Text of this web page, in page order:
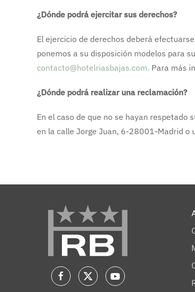
¿Dónde podrá ejercitar sus derechos?
El ejercicio de derechos deberá
ponemos a su disposición modelos para
contacto@hotelriasbajas.com. Para más
¿Dónde podrá realizar una reclamación?
En el caso de que no se hayan respetado
en la calle Jorge Juan, 6-28001-Madrid o